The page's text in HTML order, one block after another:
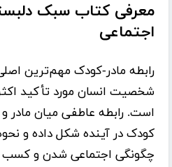
معرفی کتاب سبک
اجتماعی
رابطه مادر-کودک مهم‌ترین
شخصیت انسان مورد تأکید اکثر
است. رابطه عاطفی میان مادر و
کودک در آینده شکل داده و
چگونگی اجتماعی شدن و کسب